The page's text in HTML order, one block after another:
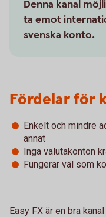
Denna kanal
ta emot
svenska konto.
Fördelar för
Enkelt och mindre
annat
Inga valutakonton
Fungerar väl som
Easy FX är en bra